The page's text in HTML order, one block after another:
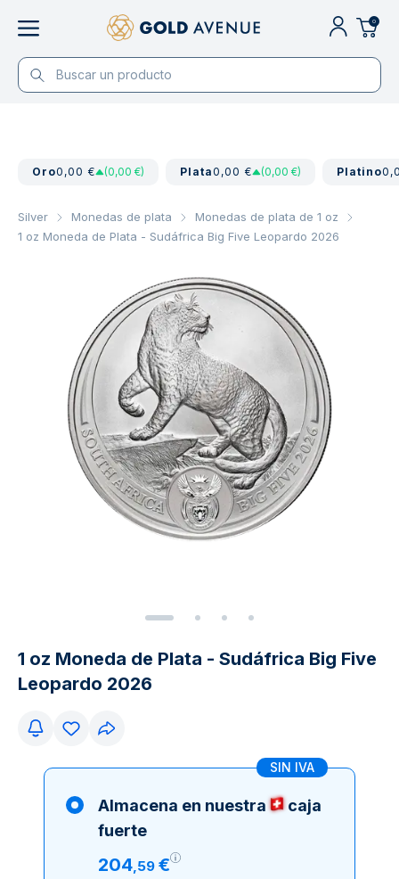
0
Oro0,00 € (0,00 €) Plata0,00 € (0,00 €) Platino
Silver Monedas de plata
Monedas de plata de 1 oz
1 oz Moneda de Plata - Sudáfrica Big Five Leopardo 2026
1 oz Moneda de Plata - Sudáfrica Big Five
Leopardo 2026
SIN IVA
Almacena en nuestra
caja
fuerte
204,59 €